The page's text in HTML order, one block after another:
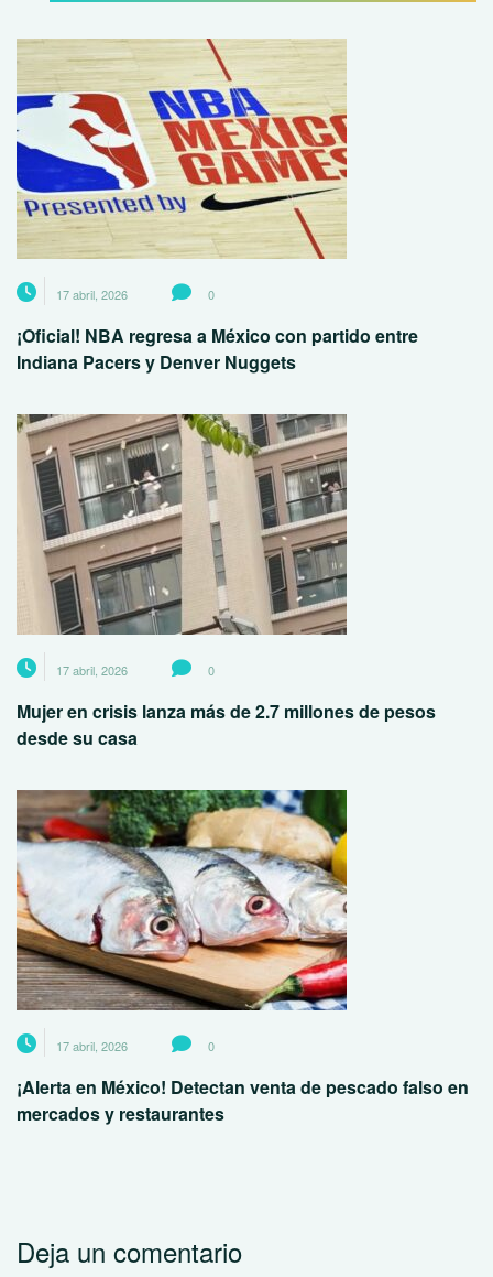
17 abril, 2026 0
¡Oficial! NBA regresa a México con partido entre
Indiana Pacers y Denver Nuggets
17 abril, 2026 0
Mujer en crisis lanza más de 2.7 millones de pesos
desde su casa
17 abril, 2026 0
¡Alerta en México! Detectan venta de pescado falso en
mercados y restaurantes
Deja un comentario